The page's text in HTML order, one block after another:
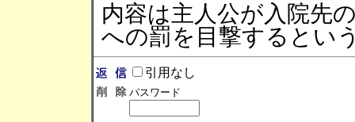
内容は主人公が入院先
への罰を目撃するとい
引用なし
パスワード